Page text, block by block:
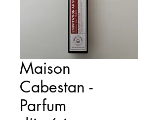
Maison
Cabestan -
Parfum